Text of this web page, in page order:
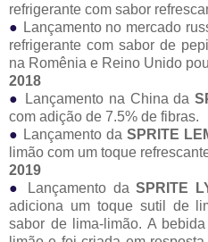
refrigerante com sabor
● Lançamento no mercado
refrigerante com sabor de
na Romênia e Reino Unido
2018
●
Lançamento na China da
com adição de 7.5% de fibras.
● Lançamento da SPRITE
limão com um toque
2019
●
Lançamento daSPRITE
adiciona um toque sutil de
sabor de lima-limão. A